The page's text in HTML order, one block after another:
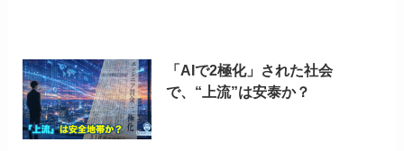
「AIで2極化」された社会
で、“上流”は安泰か？